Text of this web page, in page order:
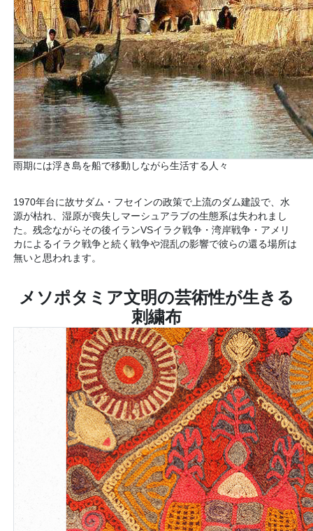
雨期には浮き島を船で移動しながら生活する人々
1970年台に故サダム・フセインの政策で上流のダム建設で、水
源が枯れ、湿原が喪失しマーシュアラブの生態系は失われまし
た。残念ながらその後イランVSイラク戦争・湾岸戦争・アメリ
カによるイラク戦争と続く戦争や混乱の影響で彼らの還る場所は
無いと思われます。
メソポタミア文明の芸術性が生きる
刺繍布